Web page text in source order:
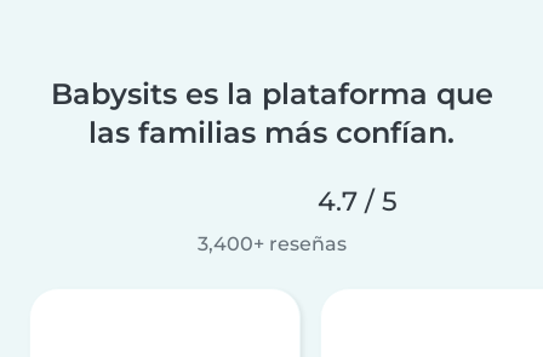
Babysits es la plataforma que
las familias más confían.
4.7 / 5
3,400+ reseñas